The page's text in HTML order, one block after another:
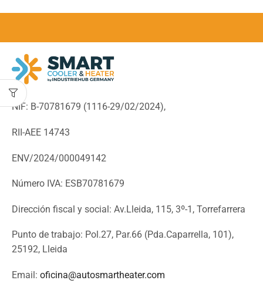
NIF: B-70781679 (1116-29/02/2024),
RII-AEE 14743
ENV/2024/000049142
Número IVA: ESB70781679
Dirección fiscal y social: Av.Lleida, 115, 3º-1, Torrefarrera
Punto de trabajo: Pol.27, Par.66 (Pda.Caparrella, 101),
25192, Lleida
Email: oficina@autosmartheater.com